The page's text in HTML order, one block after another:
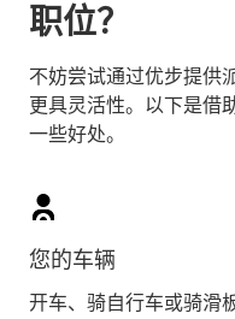
职位？
不妨尝试通过优步提供
更具灵活性。以下是借
一些好处。
您的车辆
开车、骑自行车或骑滑